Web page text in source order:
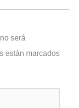
será
están marcados